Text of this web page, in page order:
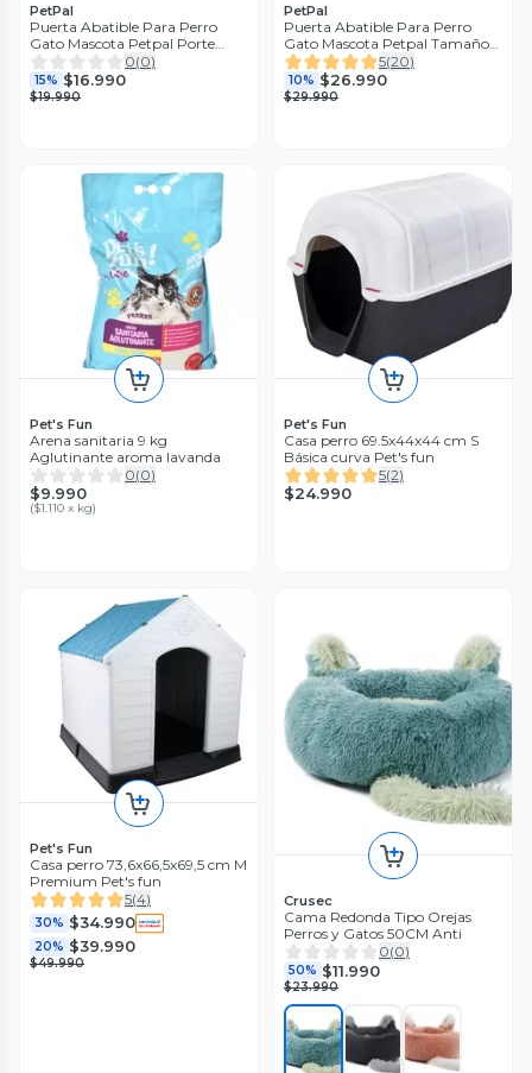
PetPal
Puerta Abatible Para Perro
Gato Mascota Petpal Porte
Pequeño
0(0)
15% $16.990
$19.990
PetPal
Puerta Abatible Para Perro
Gato Mascota Petpal Tamaño
Grande
5(20)
10% $26.990
$29.990
Pet's Fun
Arena sanitaria 9 kg
Aglutinante aroma lavanda
0(0)
$9.990
($1.110 x kg)
Pet's Fun
Casa perro 69.5x44x44 cm S
Básica curva Pet's fun
5(2)
$24.990
Pet's Fun
Casa perro 73,6x66,5x69,5 cm M
Premium Pet's fun
5(4)
30% $34.990
20% $39.990
$49.990
Crusec
Cama Redonda Tipo Orejas
Perros y Gatos 50CM Anti
0(0)
50% $11.990
$23.990